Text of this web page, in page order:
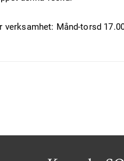
verksamhet: Månd-torsd